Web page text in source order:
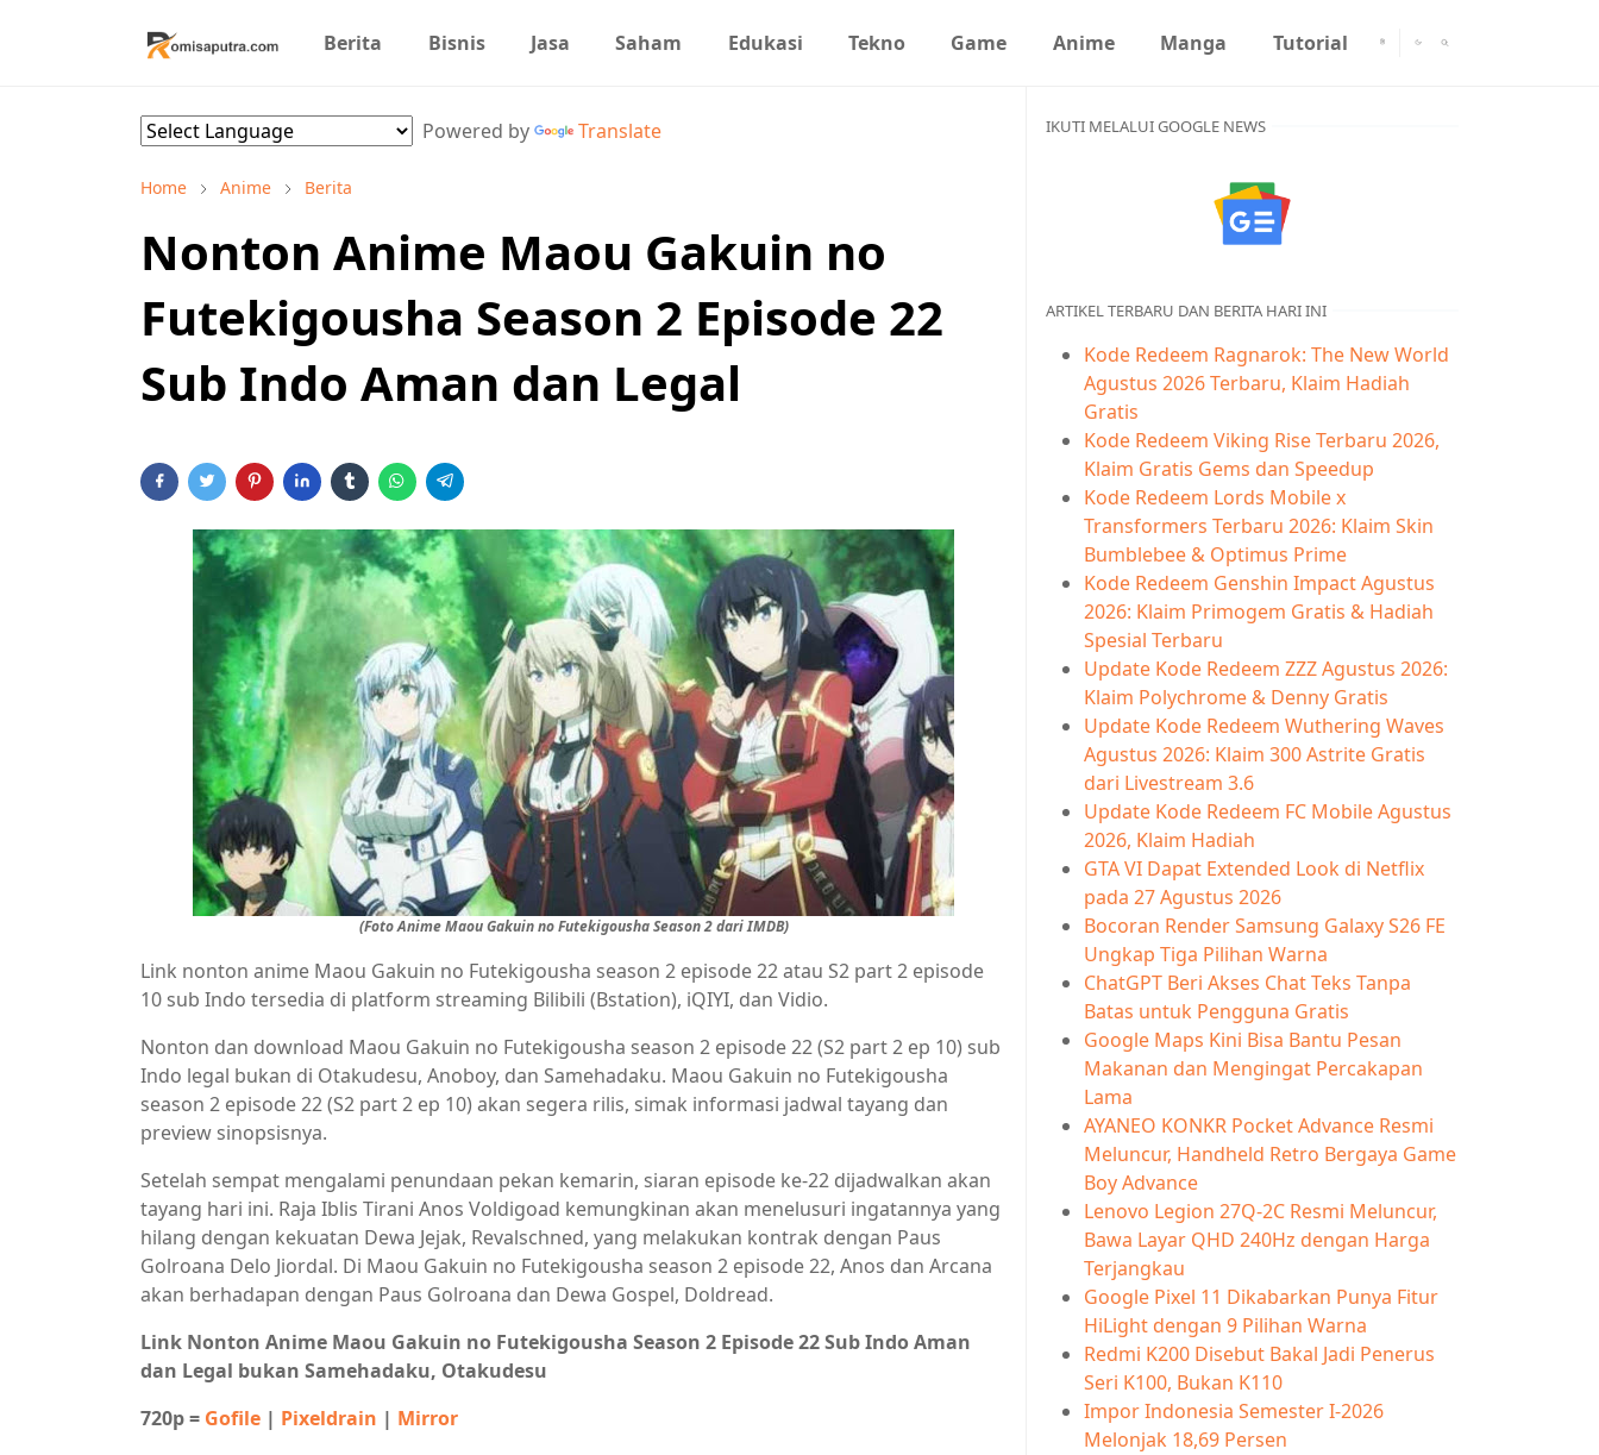
Berita Bisnis Jasa Saham Edukasi Tekno Game Anime Manga Tutorial
Powered by Translate
Home Anime Berita
Nonton Anime Maou Gakuin no
Futekigousha Season 2 Episode 22
Sub Indo Aman dan Legal
(Foto Anime Maou Gakuin no Futekigousha Season 2 dari IMDB)
Link nonton anime Maou Gakuin no Futekigousha season 2 episode 22 atau S2 part 2 episode
10 sub Indo tersedia di platform streaming Bilibili (Bstation), iQIYI, dan Vidio.
Nonton dan download Maou Gakuin no Futekigousha season 2 episode 22 (S2 part 2 ep 10) sub
Indo legal bukan di Otakudesu, Anoboy, dan Samehadaku. Maou Gakuin no Futekigousha
season 2 episode 22 (S2 part 2 ep 10) akan segera rilis, simak informasi jadwal tayang dan
preview sinopsisnya.
Setelah sempat mengalami penundaan pekan kemarin, siaran episode ke-22 dijadwalkan akan
tayang hari ini. Raja Iblis Tirani Anos Voldigoad kemungkinan akan menelusuri ingatannya yang
hilang dengan kekuatan Dewa Jejak, Revalschned, yang melakukan kontrak dengan Paus
Golroana Delo Jiordal. Di Maou Gakuin no Futekigousha season 2 episode 22, Anos dan Arcana
akan berhadapan dengan Paus Golroana dan Dewa Gospel, Doldread.
Link Nonton Anime Maou Gakuin no Futekigousha Season 2 Episode 22 Sub Indo Aman
dan Legal bukan Samehadaku, Otakudesu
720p = Gofile | Pixeldrain | Mirror
IKUTI MELALUI GOOGLE NEWS
ARTIKEL TERBARU DAN BERITA HARI INI
Kode Redeem Ragnarok: The New World
Agustus 2026 Terbaru, Klaim Hadiah
Gratis
Kode Redeem Viking Rise Terbaru 2026,
Klaim Gratis Gems dan Speedup
Kode Redeem Lords Mobile x
Transformers Terbaru 2026: Klaim Skin
Bumblebee & Optimus Prime
Kode Redeem Genshin Impact Agustus
2026: Klaim Primogem Gratis & Hadiah
Spesial Terbaru
Update Kode Redeem ZZZ Agustus 2026:
Klaim Polychrome & Denny Gratis
Update Kode Redeem Wuthering Waves
Agustus 2026: Klaim 300 Astrite Gratis
dari Livestream 3.6
Update Kode Redeem FC Mobile Agustus
2026, Klaim Hadiah
GTA VI Dapat Extended Look di Netflix
pada 27 Agustus 2026
Bocoran Render Samsung Galaxy S26 FE
Ungkap Tiga Pilihan Warna
ChatGPT Beri Akses Chat Teks Tanpa
Batas untuk Pengguna Gratis
Google Maps Kini Bisa Bantu Pesan
Makanan dan Mengingat Percakapan
Lama
AYANEO KONKR Pocket Advance Resmi
Meluncur, Handheld Retro Bergaya Game
Boy Advance
Lenovo Legion 27Q-2C Resmi Meluncur,
Bawa Layar QHD 240Hz dengan Harga
Terjangkau
Google Pixel 11 Dikabarkan Punya Fitur
HiLight dengan 9 Pilihan Warna
Redmi K200 Disebut Bakal Jadi Penerus
Seri K100, Bukan K110
Impor Indonesia Semester I-2026
Melonjak 18,69 Persen